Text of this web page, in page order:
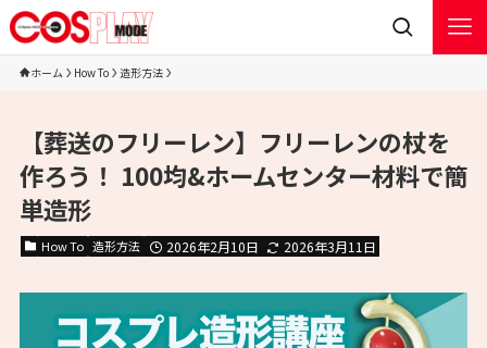
ホーム How To 造形方法
【葬送のフリーレン】フリーレンの杖を
作ろう！ 100均&ホームセンター材料で簡
単造形
How To 造形方法 2026年2月10日 2026年3月11日